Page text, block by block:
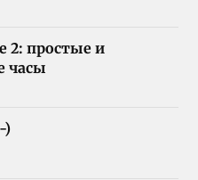
2: простые и
часы
)